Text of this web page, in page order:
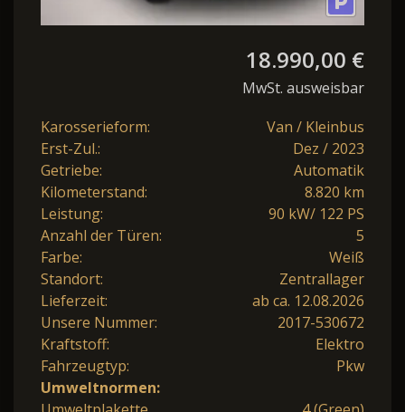
18.990,00 €
MwSt. ausweisbar
Karosserieform:
Van / Kleinbus
Erst-Zul.:
Dez / 2023
Getriebe:
Automatik
Kilometerstand:
8.820 km
Leistung:
90 kW/ 122 PS
Anzahl der Türen:
5
Farbe:
Weiß
Standort:
Zentrallager
Lieferzeit:
ab ca. 12.08.2026
Unsere Nummer:
2017-530672
Kraftstoff:
Elektro
Fahrzeugtyp:
Pkw
Umweltnormen: